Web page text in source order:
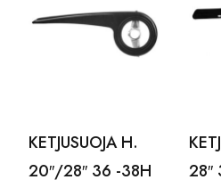
KETJUSUOJA H.
20″/28″ 36 -38H
28″